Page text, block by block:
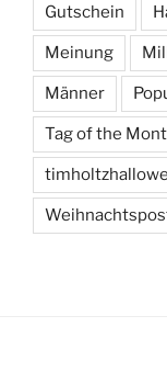
Gutschein
Meinung
Männer
Tag of the